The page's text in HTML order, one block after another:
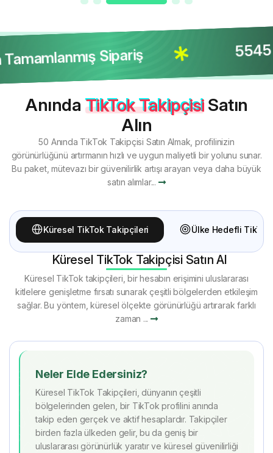
Sipariş 5545
Anında TikTok TakipçisiSatın
Alın
50 Anında TikTok Takipçisi Satın Almak, profilinizin
görünürlüğünü artırmanın hızlı ve uygun maliyetli bir yolunu sunar.
Bu paket, mütevazı bir güvenilirlik artışı arayan veya daha büyük
satın alımlar...
Küresel TikTok Takipçileri Ülke Hedefli
Küresel TikTok Takipçisi Satın Al
Küresel TikTok takipçileri, bir hesabın erişimini uluslararası
kitlelere genişletme fırsatı sunarak çeşitli bölgelerden etkileşim
sağlar. Bu yöntem, küresel ölçekte görünürlüğü artırarak farklı
zaman ...
Neler Elde Edersiniz?
Küresel TikTok Takipçileri, dünyanın çeşitli
bölgelerinden gelen, bir TikTok profilini anında
takip eden gerçek ve aktif hesaplardır. Takipçiler
birden fazla ülkeden gelir, bu da geniş bir
uluslararası görünürlük yaratır ve küresel güvenilirliği